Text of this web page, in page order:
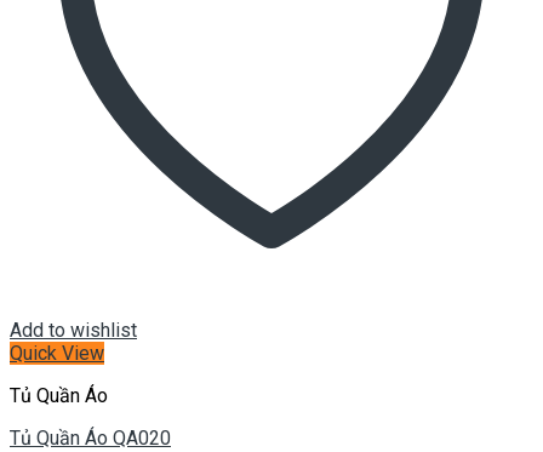
Add to wishlist
Quick View
Tủ Quần Áo
Tủ Quần Áo QA020